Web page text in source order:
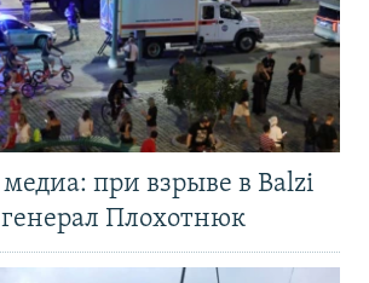
при взрыве в Balzi
генерал Плохотнюк